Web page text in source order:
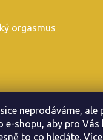
neprodáváme, ale
e-shopu, aby pro Vás
to co hledáte.
orgasmus
Stavte se i u nás v Tapas